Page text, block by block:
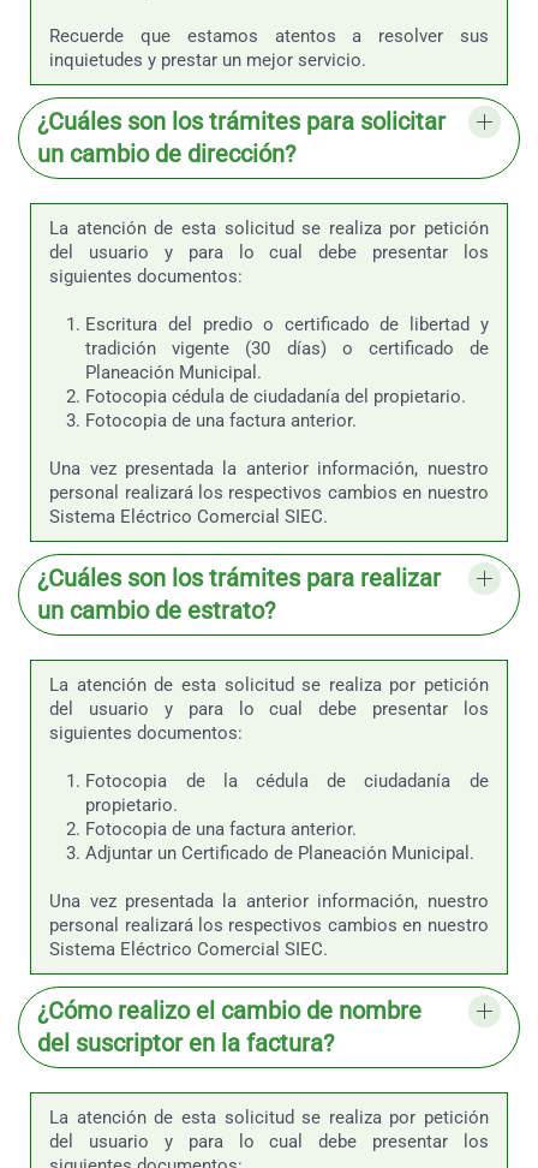
Recuerde que estamos atentos a resolver sus
inquietudes y prestar un mejor servicio.
¿Cuáles son los trámites para solicitar
un cambio de dirección?
La atención de esta solicitud se realiza por petición
del usuario y para lo cual debe presentar los
siguientes documentos:
Escritura del predio o certificado de libertad y
tradición vigente (30 días) o certificado de
Planeación Municipal.
Fotocopiacédula de ciudadanía del propietario.
Fotocopiade una factura anterior.
Una vez presentada la anterior información, nuestro
personal realizará los respectivos cambios en nuestro
Sistema Eléctrico Comercial SIEC.
¿Cuáles son los trámites para realizar
un cambio de estrato?
La atención de esta solicitud se realiza por petición
del usuario y para lo cual debe presentar los
siguientes documentos:
Fotocopia de la cédula de ciudadanía de
propietario.
Fotocopia de una factura anterior.
Adjuntar un Certificado de Planeación Municipal.
Una vez presentada la anterior información, nuestro
personal realizará los respectivos cambios en nuestro
Sistema Eléctrico Comercial SIEC.
¿Cómo realizo el cambio de nombre
del suscriptor en la factura?
La atención de esta solicitud se realiza por petición
del usuario y para lo cual debe presentar los